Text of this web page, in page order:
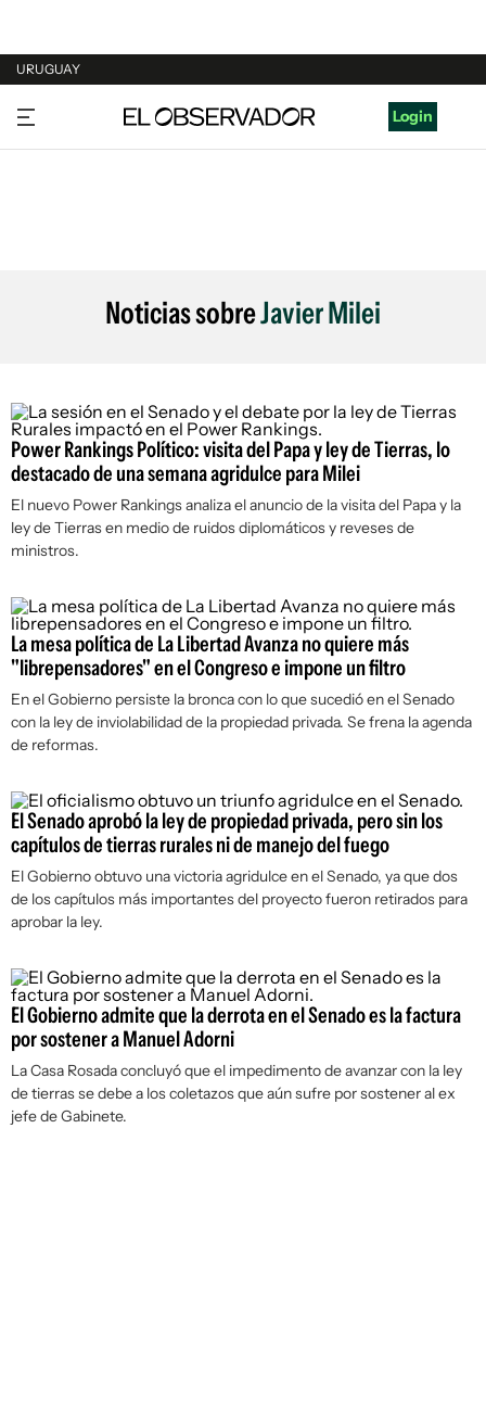
URUGUAY
URUGUAY
ARGENTINA
Login
Noticias sobreJavier Milei
Power Rankings Político: visita del Papa y ley de Tierras, lo
destacado de una semana agridulce para Milei
El nuevo Power Rankings analiza el anuncio de la visita del Papa y la
ley de Tierras en medio de ruidos diplomáticos y reveses de
ministros.
La mesa política de La Libertad Avanza no quiere más
"librepensadores" en el Congreso e impone un filtro
En el Gobierno persiste la bronca con lo que sucedió en el Senado
con la ley de inviolabilidad de la propiedad privada. Se frena la agenda
de reformas.
El Senado aprobó la ley de propiedad privada, pero sin los
capítulos de tierras rurales ni de manejo del fuego
El Gobierno obtuvo una victoria agridulce en el Senado, ya que dos
de los capítulos más importantes del proyecto fueron retirados para
aprobar la ley.
El Gobierno admite que la derrota en el Senado es la factura
por sostener a Manuel Adorni
La Casa Rosada concluyó que el impedimento de avanzar con la ley
de tierras se debe a los coletazos que aún sufre por sostener al ex
jefe de Gabinete.